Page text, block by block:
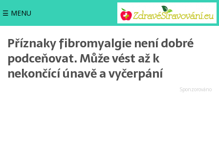
☰ MENU
Příznaky fibromyalgie není dobré
podceňovat. Může vést až k
nekončící únavě a vyčerpání